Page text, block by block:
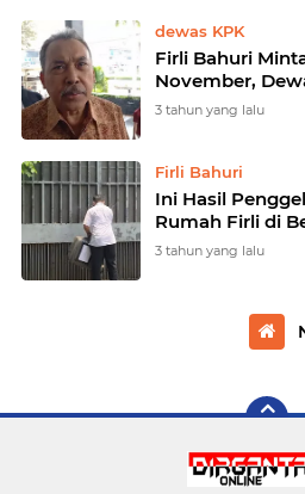
dewas KPK
Firli Bahuri
November,
3 tahun yang lalu
Firli Bahuri
Ini Hasil
Rumah Firli di
3 tahun yang lalu